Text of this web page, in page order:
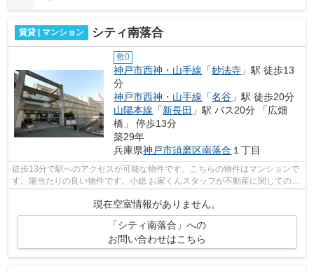
賃貸 | マンション シティ南落合
敷0
神戸市西神・山手線 「妙法寺 」駅 徒歩13
分
神戸市西神・山手線 「名谷 」駅 徒歩20分
山陽本線 「新長田 」駅 バス20分 「広畑
橋」 停歩13分
築29年
兵庫県神戸市須磨区南落合 １丁目
徒歩13分で駅へのアクセスが可能な物件です。こちらの物件はマンションで
す。陽当たりの良い物件です。小総 お家くんスタッフが不動産に関してのご
質問を、丁寧にお応え致します。078-...
現在空室情報がありません。
「シティ南落合」への
お問い合わせはこちら